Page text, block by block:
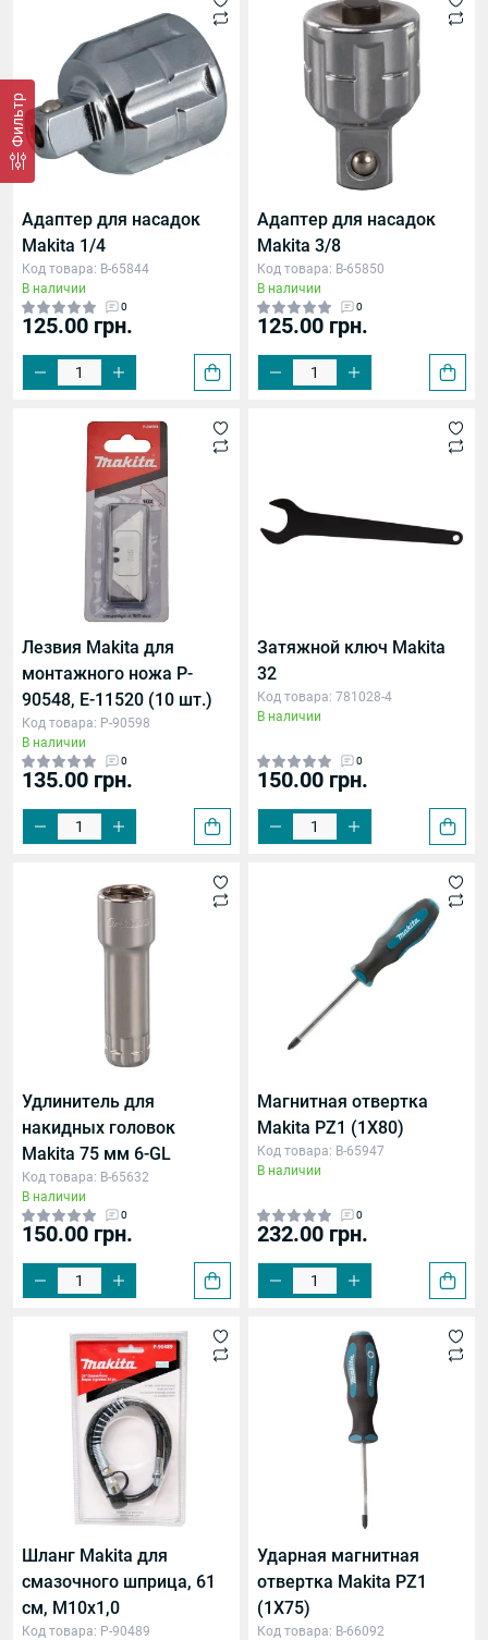
Фильтр
Адаптер для насадок
Makita 1/4
Код товара: B-65844
В наличии
0
125.00 грн.
Адаптер для насадок
Makita 3/8
Код товара: B-65850
В наличии
0
125.00 грн.
Лезвия Makita для
монтажного ножа P-
90548, E-11520 (10 шт.)
Код товара: P-90598
В наличии
0
135.00 грн.
Затяжной ключ Makita
32
Код товара: 781028-4
В наличии
0
150.00 грн.
Удлинитель для
накидных головок
Makita 75 мм 6-GL
Код товара: B-65632
В наличии
0
150.00 грн.
Магнитная отвертка
Makita PZ1 (1X80)
Код товара: B-65947
В наличии
0
232.00 грн.
Шланг Makita для
смазочного шприца, 61
см, M10x1,0
Код товара: P-90489
Ударная магнитная
отвертка Makita PZ1
(1X75)
Код товара: B-66092